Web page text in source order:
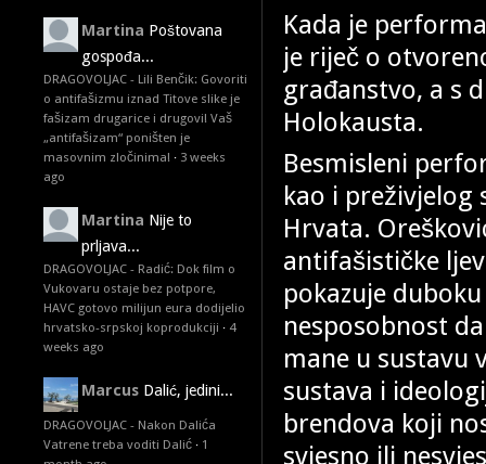
Martina Poštovana
gospođa...
DRAGOVOLJAC - Lili Benčik: Govoriti
o antifašizmu iznad Titove slike je
fašizam drugarice i drugovi! Vaš
„antifašizam“ poništen je
masovnim zločinima! · 3 weeks
ago
Martina Nije to
prljava...
DRAGOVOLJAC - Radić: Dok film o
Vukovaru ostaje bez potpore,
HAVC gotovo milijun eura dodijelio
hrvatsko-srpskoj koprodukciji · 4
weeks ago
Marcus Dalić, jedini...
DRAGOVOLJAC - Nakon Dalića
Vatrene treba voditi Dalić · 1
Kada je
je riječ o
građanstvo, a s
Holokausta.
Besmisleni
kao i preživjelog
Hrvata.
antifašističke
pokazuje
nesposobnost
mane u sustavu
sustava i
brendova koji
svjesno ili